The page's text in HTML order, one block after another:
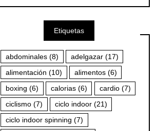
Etiquetas
abdominales(8) adelgazar(17)
alimentación (10) alimentos(6)
boxing (6) calorias(6) cardio(7)
ciclismo(7) ciclo indoor(21)
ciclo indoor spinning (7)